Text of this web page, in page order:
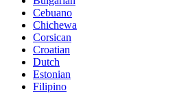
Cebuano
Chichewa
Corsican
Croatian
Dutch
Estonian
Filipino